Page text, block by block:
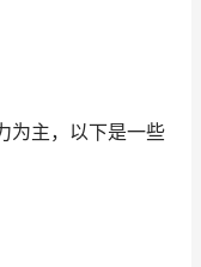
为主，以下是一些